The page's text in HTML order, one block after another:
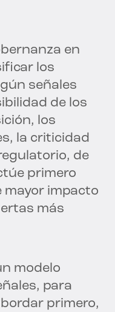
en
los
señales
de los
los
la criticidad
de
primero
mayor impacto
más
modelo
para
primero,